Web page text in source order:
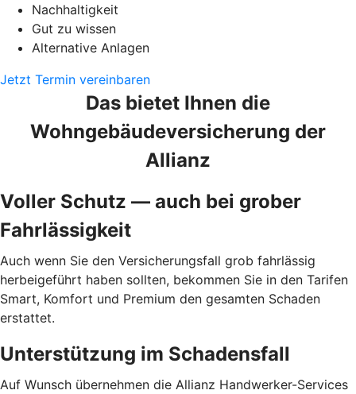
Nachhaltigkeit
Gut zu wissen
Alternative Anlagen
Jetzt Termin vereinbaren
Das bietet Ihnen die
Wohngebäudeversicherung der
Allianz
Voller Schutz — auch bei grober
Fahrlässigkeit
Auch wenn Sie den Versicherungsfall grob fahrlässig
herbeigeführt haben sollten, bekommen Sie in den Tarifen
Smart, Komfort und Premium den gesamten Schaden
erstattet.
Unterstützung im Schadensfall
Auf Wunsch übernehmen die Allianz Hand­werker-Services